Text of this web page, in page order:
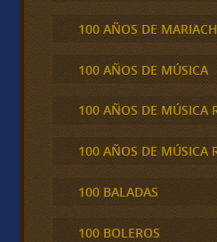
100 AÑOS DE
100 AÑOS DE MÚSICA
100 AÑOS DE MÚSICA
100 AÑOS DE MÚSICA
100 BALADAS
100 BOLEROS